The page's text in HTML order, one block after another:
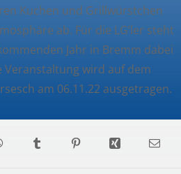
Kuchen und Grillwürstchen
ab. Für die LG’ler steht
Jahr in Bremm dabei
Veranstaltung wird auf dem
am 06.11.22 ausgetragen.